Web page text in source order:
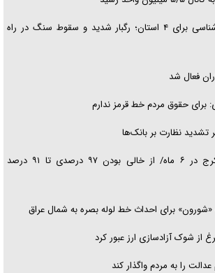
هشدار نارنجی هواشناسی برای ۴ استان؛ رگبار شدید و سقوط سنگ در راه
فعال شد
برای حقوق مردم خط قرمز ندارم
نظارت بر بانک‌ها
بررسی ذخایر سد کرج در ۶ ماه/ از خالی بودن ۹۷ درصدی تا ۹۱ درصد
برای احداث خط لوله بصره به شمال عراق
از شوک آزادسازی ارز عبور کرد
را به مردم واگذار کند